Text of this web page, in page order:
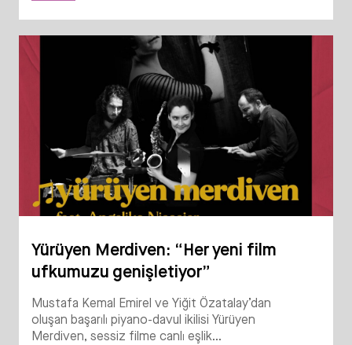
Yürüyen Merdiven: “Her yeni film
ufkumuzu genişletiyor”
Mustafa Kemal Emirel ve Yiğit Özatalay’dan
oluşan başarılı piyano-davul ikilisi Yürüyen
Merdiven, sessiz filme canlı eşlik...